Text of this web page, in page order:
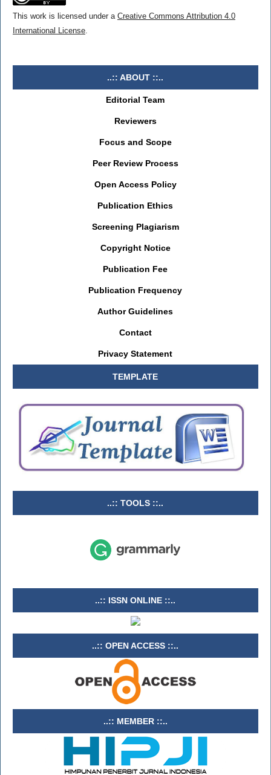
This work is licensed under a Creative Commons Attribution 4.0
International License.
..:: ABOUT ::..
Editorial Team
Reviewers
Focus and Scope
Peer Review Process
Open Access Policy
Publication Ethics
Screening Plagiarism
Copyright Notice
Publication Fee
Publication Frequency
Author Guidelines
Contact
Privacy Statement
TEMPLATE
..:: TOOLS ::..
..:: ISSN ONLINE ::..
..:: OPEN ACCESS ::..
..:: MEMBER ::..